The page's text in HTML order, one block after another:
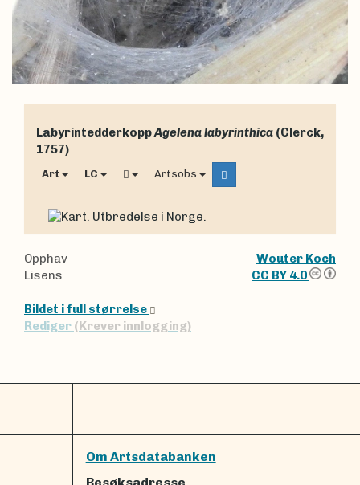
LabyrintedderkoppAgelena labyrinthica (Clerck,
1757)
Art LC Artsobs
Opphav
Wouter Koch
Lisens
CC BY 4.0
Bildet i full størrelse
Rediger (Krever innlogging)
Om Artsdatabanken